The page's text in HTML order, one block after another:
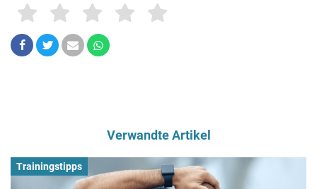
Verwandte Artikel
Trainingstipps